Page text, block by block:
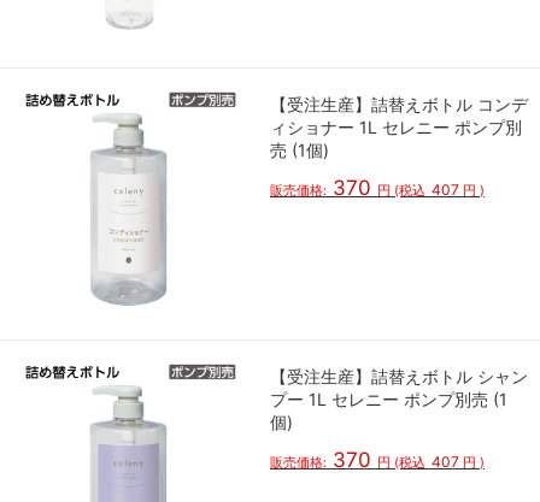
【受注生産】詰替えボトル コンデ
ィショナー 1L セレニー ポンプ別
売 (1個)
販売価格: 370 円 (税込 407 円 )
【受注生産】詰替えボトル シャン
プー 1L セレニー ポンプ別売 (1
個)
販売価格: 370 円 (税込 407 円 )